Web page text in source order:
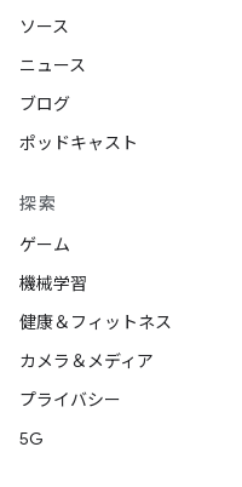
ソース
ニュース
ブログ
ポッドキャスト
探索
ゲーム
機械学習
健康＆フィットネス
カメラ＆メディア
プライバシー
5G